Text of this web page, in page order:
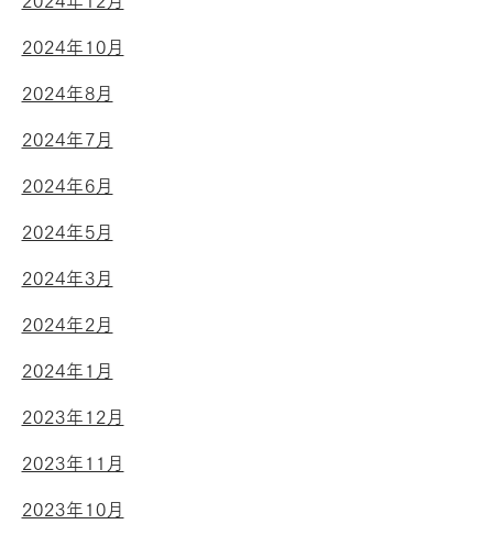
2024年10月
2024年8月
2024年7月
2024年6月
2024年5月
2024年3月
2024年2月
2024年1月
2023年12月
2023年11月
2023年10月